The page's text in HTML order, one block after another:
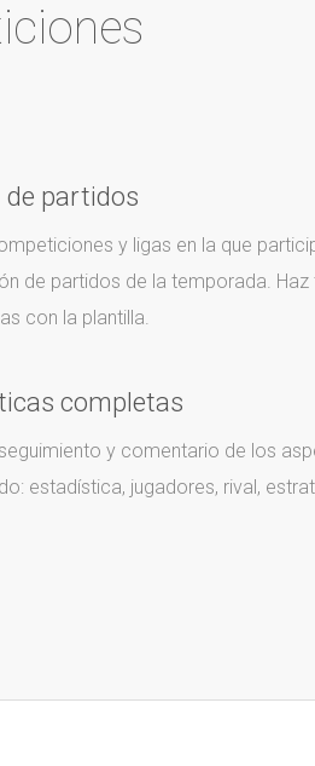
de partidos
y ligas en la que
de partidos de la temporada.
con la plantilla.
completas
y comentario de los
estadística, jugadores, rival,